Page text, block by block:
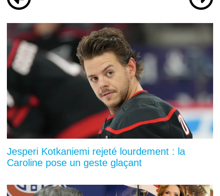
Jesperi Kotkaniemi rejeté lourdement : la
Caroline pose un geste glaçant